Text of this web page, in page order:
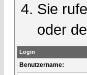
Sie
oder
Login
Benutzername: